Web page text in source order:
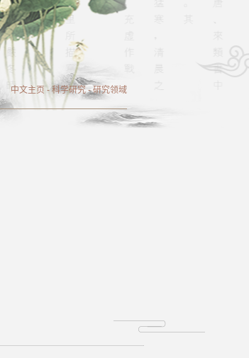
中文主页 -科学研究-研究领域